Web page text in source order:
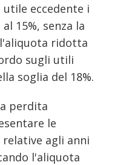
eccedente i
15%, senza la
ridotta
sugli utili
soglia del 18%.
perdita
le
agli anni
l'aliquota